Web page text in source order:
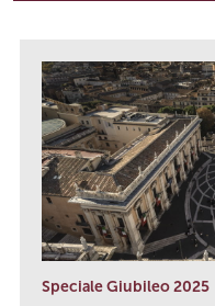
Speciale Giubileo 2025